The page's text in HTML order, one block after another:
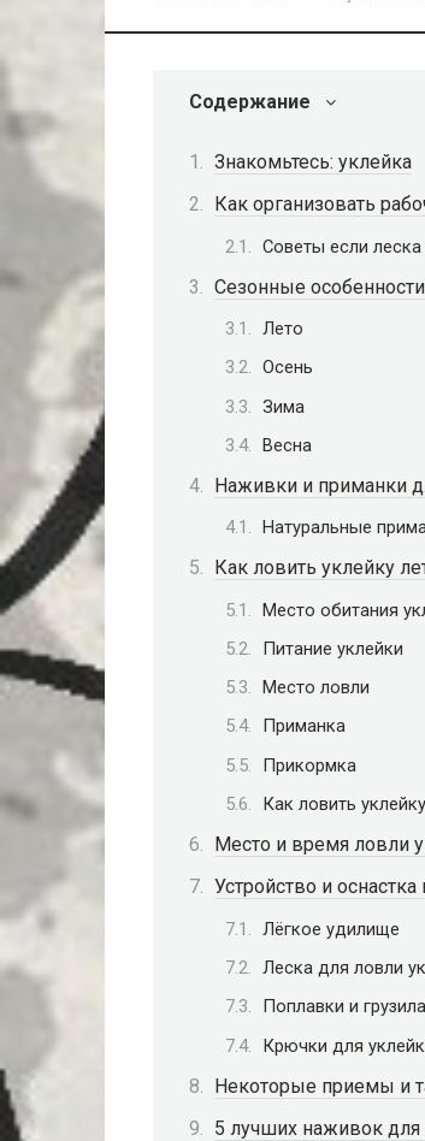
Содержание
Знакомьтесь: уклейка
Как организовать
Советы если леска
Сезонные
Лето
Осень
Зима
Весна
Наживки и приманки
Натуральные
Как ловить уклейку
Место обитания
Питание уклейки
Место ловли
Приманка
Прикормка
Как ловить уклейку
Место и время ловли
Устройство и
Лёгкое удилище
Леска для ловли
Поплавки и
Крючки для
Некоторые приемы и
5 лучших наживок для